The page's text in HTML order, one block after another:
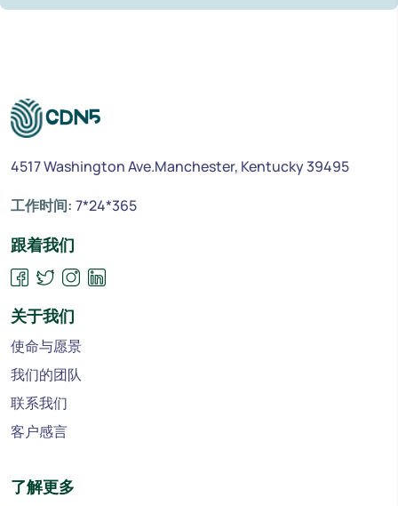
4517 Washington Ave.Manchester, Kentucky 39495
工作时间: 7*24*365
跟着我们
关于我们
使命与愿景
我们的团队
联系我们
客户感言
了解更多